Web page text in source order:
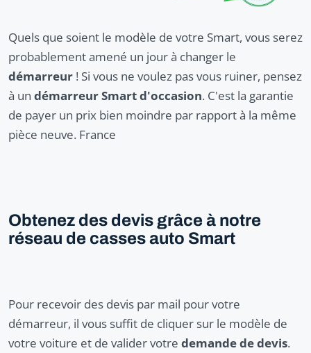
Quels que soient le modèle de votre Smart, vous serez
probablement amené un jour à changer le
démarreur ! Si vous ne voulez pas vous ruiner, pensez
à un démarreur Smart d'occasion. C'est la garantie
de payer un prix bien moindre par rapport à la même
pièce neuve. France
Obtenez des devis grâce à notre
réseau de casses auto Smart
Pour recevoir des devis par mail pour votre
démarreur, il vous suffit de cliquer sur le modèle de
votre voiture et de valider votre demande de devis.